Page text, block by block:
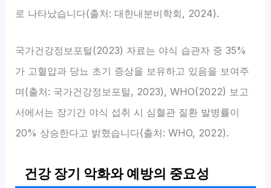
로 나타났습니다(출처: 대한내분비학회, 2024).
국가건강정보포털(2023) 자료는 야식 습관자 중 35%
가 고혈압과 당뇨 초기 증상을 보유하고 있음을 보여주
며(출처: 국가건강정보포털, 2023), WHO(2022) 보고
서에서는 장기간 야식 섭취 시 심혈관 질환 발병률이
20% 상승한다고 밝혔습니다(출처: WHO, 2022).
건강 장기 악화와 예방의 중요성